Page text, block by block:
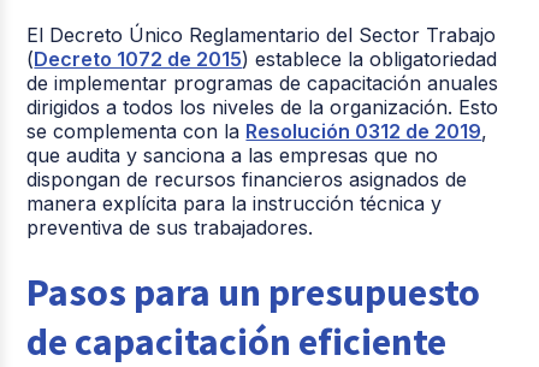
El Decreto Único Reglamentario del Sector Trabajo
(Decreto 1072 de 2015) establece la obligatoriedad
de implementar programas de capacitación anuales
dirigidos a todos los niveles de la organización. Esto
se complementa con la Resolución 0312 de 2019,
que audita y sanciona a las empresas que no
dispongan de recursos financieros asignados de
manera explícita para la instrucción técnica y
preventiva de sus trabajadores.
Pasos para un presupuesto
de capacitación eficiente